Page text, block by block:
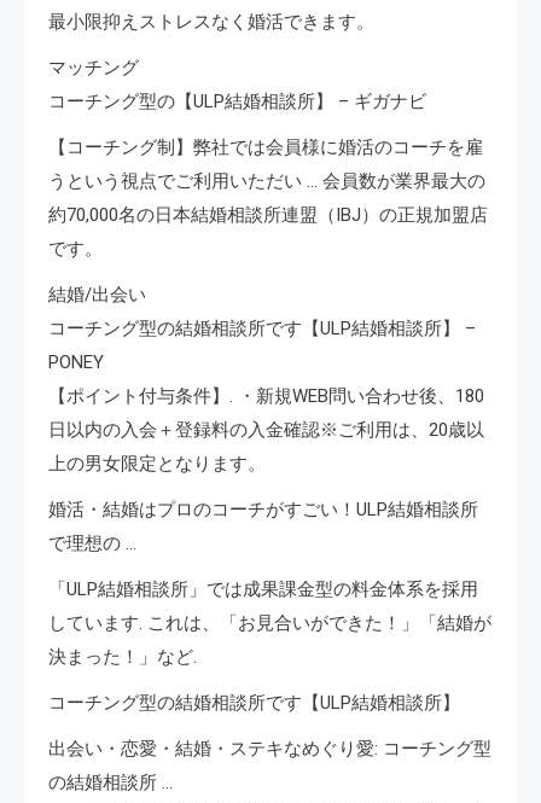
最小限抑えストレスなく婚活できます。
マッチング
コーチング型の【ULP結婚相談所】 – ギガナビ
【コーチング制】弊社では会員様に婚活のコーチを雇
うという視点でご利用いただい … 会員数が業界最大の
約70,000名の日本結婚相談所連盟（IBJ）の正規加盟店
です。
結婚/出会い
コーチング型の結婚相談所です【ULP結婚相談所】 –
PONEY
【ポイント付与条件】. ・新規WEB問い合わせ後、180
日以内の入会＋登録料の入金確認※ご利用は、20歳以
上の男女限定となります。
婚活・結婚はプロのコーチがすごい！ULP結婚相談所
で理想の …
「ULP結婚相談所」では成果課金型の料金体系を採用
しています. これは、「お見合いができた！」「結婚が
決まった！」など.
コーチング型の結婚相談所です【ULP結婚相談所】
出会い・恋愛・結婚・ステキなめぐり愛: コーチング型
の結婚相談所 …